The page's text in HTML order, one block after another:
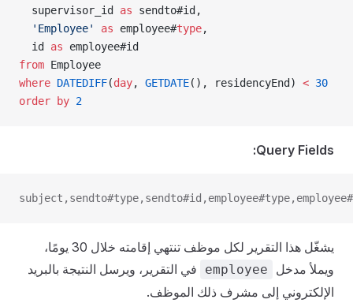
  supervisor_id
as sendto#id,
  'Employee'
as employee#type,
  id
as employee#id
from Employee
where DATEDIFF(day, GETDATE(), residencyEnd) < 30
order by 2
Query Fields:
يشغّل هذا التقرير لكل موظف تنتهي إقامته خلال 30 يومًا،
ويملأ مدخل
employee
في التقرير، ويرسل النتيجة بالبريد
الإلكتروني إلى مشرف ذلك الموظف.